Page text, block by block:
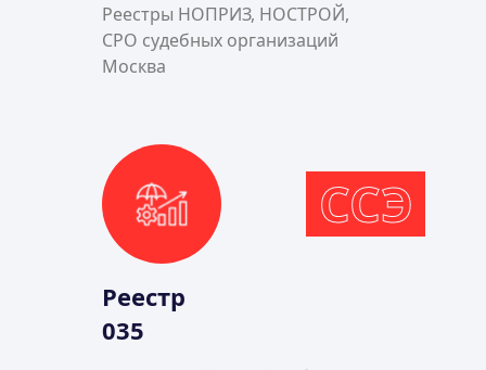
Реестры НОПРИЗ, НОСТРОЙ,
СРО судебных организаций
Москва
ССЭ
Реестр
035